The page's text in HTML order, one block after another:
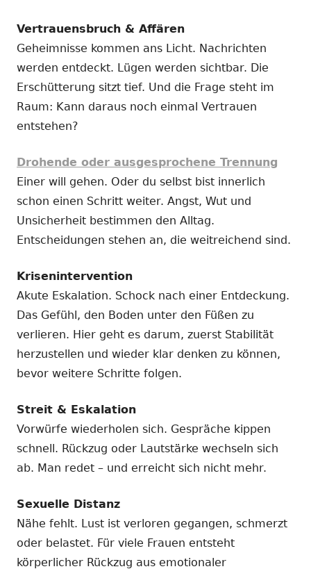
Vertrauensbruch & Affären
Geheimnisse kommen ans Licht. Nachrichten
werden entdeckt. Lügen werden sichtbar. Die
Erschütterung sitzt tief. Und die Frage steht im
Raum: Kann daraus noch einmal Vertrauen
entstehen?
Drohende oder ausgesprochene Trennung
Einer will gehen. Oder du selbst bist innerlich
schon einen Schritt weiter. Angst, Wut und
Unsicherheit bestimmen den Alltag.
Entscheidungen stehen an, die weitreichend sind.
Krisenintervention
Akute Eskalation. Schock nach einer Entdeckung.
Das Gefühl, den Boden unter den Füßen zu
verlieren. Hier geht es darum, zuerst Stabilität
herzustellen und wieder klar denken zu können,
bevor weitere Schritte folgen.
Streit & Eskalation
Vorwürfe wiederholen sich. Gespräche kippen
schnell. Rückzug oder Lautstärke wechseln sich
ab. Man redet – und erreicht sich nicht mehr.
Sexuelle Distanz
Nähe fehlt. Lust ist verloren gegangen, schmerzt
oder belastet. Für viele Frauen entsteht
körperlicher Rückzug aus emotionaler